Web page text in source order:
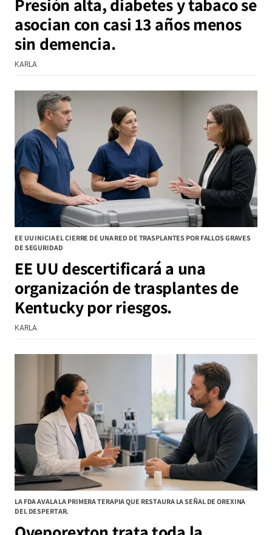
Presión alta, diabetes y tabaco se
asocian con casi 13 años menos
sin demencia.
KARLA
EE UU INICIA EL CIERRE DE UNA RED DE TRASPLANTES POR FALLOS GRAVES
DE SEGURIDAD
EE UU descertificará a una
organización de trasplantes de
Kentucky por riesgos.
KARLA
LA FDA AVALA LA PRIMERA TERAPIA QUE RESTAURA LA SEÑAL DE OREXINA
DEL DESPERTAR.